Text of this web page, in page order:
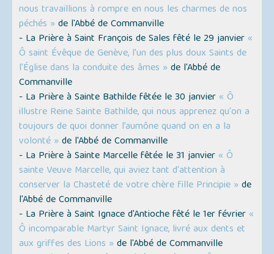
nous travaillions à rompre en nous les charmes de nos
péchés » de l'Abbé de Commanville
- La Prière à Saint François de Sales fêté le 29 janvier «
Ô saint Évêque de Genève, l’un des plus doux Saints de
l’Église dans la conduite des âmes » de l'Abbé de
Commanville
- La Prière à Sainte Bathilde fêtée le 30 janvier « Ô
illustre Reine Sainte Bathilde, qui nous apprenez qu'on a
toujours de quoi donner l’aumône quand on en a la
volonté » de l'Abbé de Commanville
- La Prière à Sainte Marcelle fêtée le 31 janvier « Ô
sainte Veuve Marcelle, qui aviez tant d'attention à
conserver la Chasteté de votre chère fille Principie » de
l'Abbé de Commanville
- La Prière à Saint Ignace d'Antioche fêté le 1er février «
Ô incomparable Martyr Saint Ignace, livré aux dents et
aux griffes des Lions » de l'Abbé de Commanville